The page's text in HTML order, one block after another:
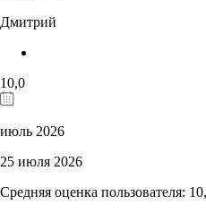
Дмитрий
10,0
июль 2026
25 июля 2026
Средняя оценка пользователя: